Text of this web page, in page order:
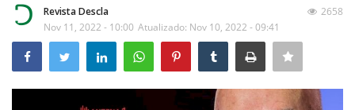
...by Descla
Desporto
Revista Descla
Nov 11, 2022 - 10:00 Atualizado: Nov 10, 2022 - 09:41
2658